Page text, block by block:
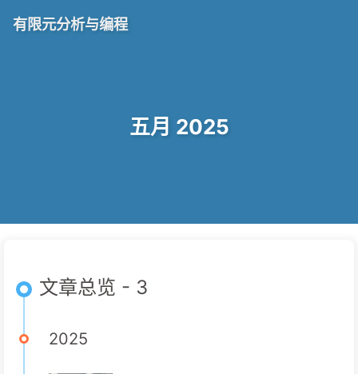
有限元分析与编程
五月 2025
文章总览 - 3
2025